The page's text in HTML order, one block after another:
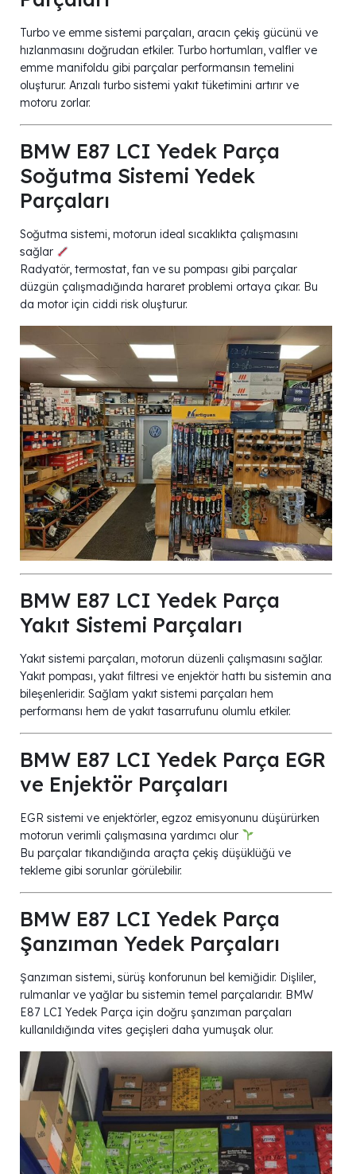
Turbo ve emme sistemi parçaları, aracın çekiş gücünü ve
hızlanmasını doğrudan etkiler. Turbo hortumları, valfler ve
emme manifoldu gibi parçalar performansın temelini
oluşturur. Arızalı turbo sistemi yakıt tüketimini artırır ve
motoru zorlar.
BMW E87 LCI Yedek Parça
Soğutma Sistemi Yedek
Parçaları
Soğutma sistemi, motorun ideal sıcaklıkta çalışmasını
sağlar
Radyatör, termostat, fan ve su pompası gibi parçalar
düzgün çalışmadığında hararet problemi ortaya çıkar. Bu
da motor için ciddi risk oluşturur.
BMW E87 LCI Yedek Parça
Yakıt Sistemi Parçaları
Yakıt sistemi parçaları, motorun düzenli çalışmasını sağlar.
Yakıt pompası, yakıt filtresi ve enjektör hattı bu sistemin ana
bileşenleridir. Sağlam yakıt sistemi parçaları hem
performansı hem de yakıt tasarrufunu olumlu etkiler.
BMW E87 LCI Yedek Parça EGR
ve Enjektör Parçaları
EGR sistemi ve enjektörler, egzoz emisyonunu düşürürken
motorun verimli çalışmasına yardımcı olur
Bu parçalar tıkandığında araçta çekiş düşüklüğü ve
tekleme gibi sorunlar görülebilir.
BMW E87 LCI Yedek Parça
Şanzıman Yedek Parçaları
Şanzıman sistemi, sürüş konforunun bel kemiğidir. Dişliler,
rulmanlar ve yağlar bu sistemin temel parçalarıdır. BMW
E87 LCI Yedek Parça için doğru şanzıman parçaları
kullanıldığında vites geçişleri daha yumuşak olur.